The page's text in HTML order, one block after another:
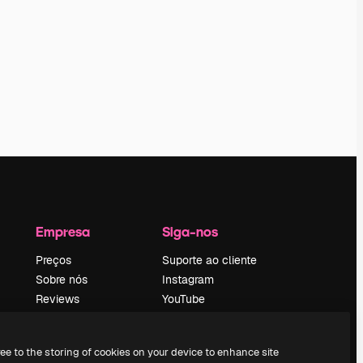
Empresa
Preços
Sobre nós
Reviews
pesquisa
Siga-nos
Suporte ao cliente
Instagram
YouTube
Discord
to the storing of cookies on your device to enhance site